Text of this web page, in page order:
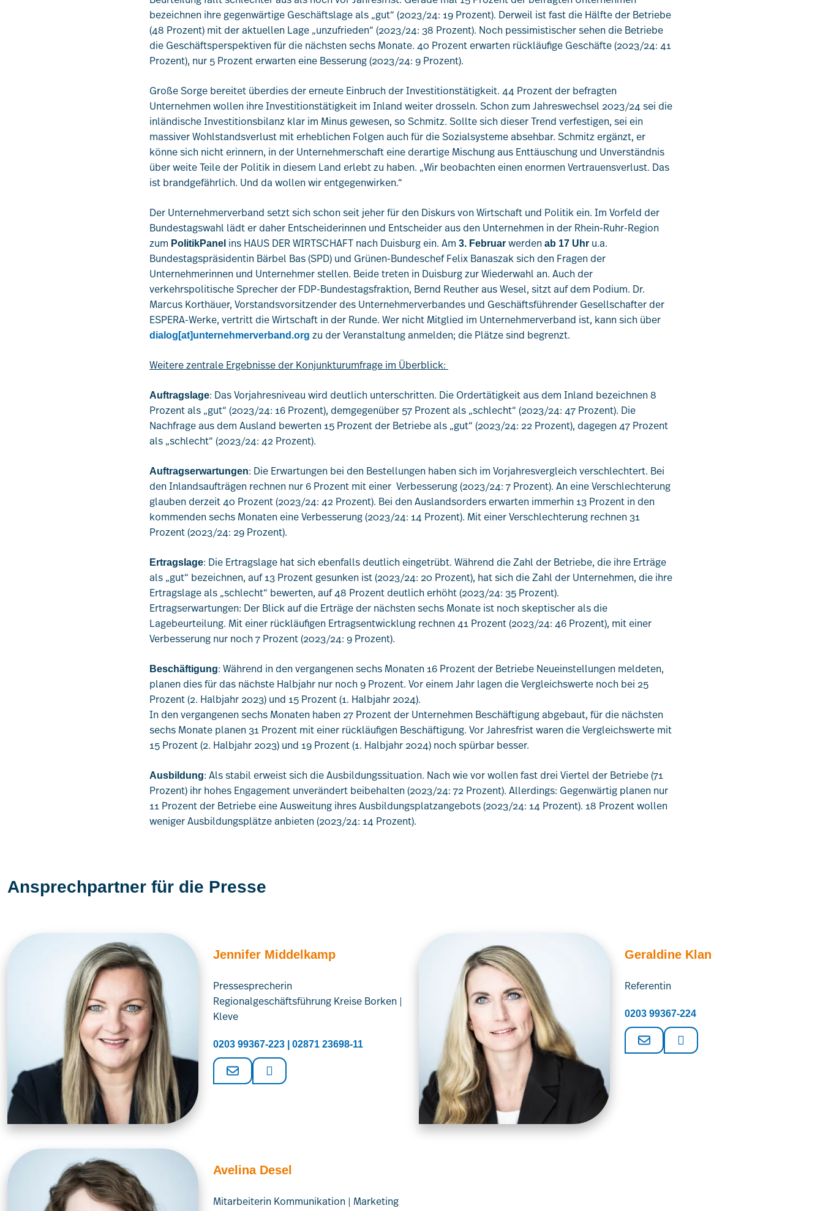
Leistungen
Mitglieder
[uv]campus | Seminare
News & Termine
Verband
bezeichnen ihre gegenwärtige Geschäftslage als „gut“ (2023/24: 19 Prozent). Derweil ist fast die Hälfte der Betriebe
(48 Prozent) mit der aktuellen Lage „unzufrieden“ (2023/24: 38 Prozent). Noch pessimistischer sehen die Betriebe
die Geschäftsperspektiven für die nächsten sechs Monate. 40 Prozent erwarten rückläufige Geschäfte (2023/24: 41
Prozent), nur 5 Prozent erwarten eine Besserung (2023/24: 9 Prozent).
Große Sorge bereitet überdies der erneute Einbruch der Investitionstätigkeit. 44 Prozent der befragten
Unternehmen wollen ihre Investitionstätigkeit im Inland weiter drosseln. Schon zum Jahreswechsel 2023/24 sei die
inländische Investitionsbilanz klar im Minus gewesen, so Schmitz. Sollte sich dieser Trend verfestigen, sei ein
massiver Wohlstandsverlust mit erheblichen Folgen auch für die Sozialsysteme absehbar. Schmitz ergänzt, er
könne sich nicht erinnern, in der Unternehmerschaft eine derartige Mischung aus Enttäuschung und Unverständnis
über weite Teile der Politik in diesem Land erlebt zu haben. „Wir beobachten einen enormen Vertrauensverlust. Das
ist brandgefährlich. Und da wollen wir entgegenwirken.“
Der Unternehmerverband setzt sich schon seit jeher für den Diskurs von Wirtschaft und Politik ein. Im Vorfeld der
Bundestagswahl lädt er daher Entscheiderinnen und Entscheider aus den Unternehmen in der Rhein-Ruhr-Region
zum PolitikPanel ins HAUS DER WIRTSCHAFT nach Duisburg ein. Am 3. Februar werden ab 17 Uhr u.a.
Bundestagspräsidentin Bärbel Bas (SPD) und Grünen-Bundeschef Felix Banaszak sich den Fragen der
Unternehmerinnen und Unternehmer stellen. Beide treten in Duisburg zur Wiederwahl an. Auch der
verkehrspolitische Sprecher der FDP-Bundestagsfraktion, Bernd Reuther aus Wesel, sitzt auf dem Podium. Dr.
Marcus Korthäuer, Vorstandsvorsitzender des Unternehmerverbandes und Geschäftsführender Gesellschafter der
ESPERA-Werke, vertritt die Wirtschaft in der Runde. Wer nicht Mitglied im Unternehmerverband ist, kann sich über
dialog[at]unternehmerverband.org zu der Veranstaltung anmelden; die Plätze sind begrenzt.
Weitere zentrale Ergebnisse der Konjunkturumfrage im Überblick:
Auftragslage: Das Vorjahresniveau wird deutlich unterschritten. Die Ordertätigkeit aus dem Inland bezeichnen 8
Prozent als „gut“ (2023/24: 16 Prozent), demgegenüber 57 Prozent als „schlecht“ (2023/24: 47 Prozent). Die
Nachfrage aus dem Ausland bewerten 15 Prozent der Betriebe als „gut“ (2023/24: 22 Prozent), dagegen 47 Prozent
als „schlecht“ (2023/24: 42 Prozent).
Auftragserwartungen: Die Erwartungen bei den Bestellungen haben sich im Vorjahresvergleich verschlechtert. Bei
den Inlandsaufträgen rechnen nur 6 Prozent mit einer Verbesserung (2023/24: 7 Prozent). An eine Verschlechterung
glauben derzeit 40 Prozent (2023/24: 42 Prozent). Bei den Auslandsorders erwarten immerhin 13 Prozent in den
kommenden sechs Monaten eine Verbesserung (2023/24: 14 Prozent). Mit einer Verschlechterung rechnen 31
Prozent (2023/24: 29 Prozent).
Ertragslage: Die Ertragslage hat sich ebenfalls deutlich eingetrübt. Während die Zahl der Betriebe, die ihre Erträge
als „gut“ bezeichnen, auf 13 Prozent gesunken ist (2023/24: 20 Prozent), hat sich die Zahl der Unternehmen, die ihre
Ertragslage als „schlecht“ bewerten, auf 48 Prozent deutlich erhöht (2023/24: 35 Prozent).
Ertragserwartungen: Der Blick auf die Erträge der nächsten sechs Monate ist noch skeptischer als die
Lagebeurteilung. Mit einer rückläufigen Ertragsentwicklung rechnen 41 Prozent (2023/24: 46 Prozent), mit einer
Verbesserung nur noch 7 Prozent (2023/24: 9 Prozent).
Beschäftigung: Während in den vergangenen sechs Monaten 16 Prozent der Betriebe Neueinstellungen meldeten,
planen dies für das nächste Halbjahr nur noch 9 Prozent. Vor einem Jahr lagen die Vergleichswerte noch bei 25
Prozent (2. Halbjahr 2023) und 15 Prozent (1. Halbjahr 2024).
In den vergangenen sechs Monaten haben 27 Prozent der Unternehmen Beschäftigung abgebaut, für die nächsten
sechs Monate planen 31 Prozent mit einer rückläufigen Beschäftigung. Vor Jahresfrist waren die Vergleichswerte mit
15 Prozent (2. Halbjahr 2023) und 19 Prozent (1. Halbjahr 2024) noch spürbar besser.
Ausbildung: Als stabil erweist sich die Ausbildungssituation. Nach wie vor wollen fast drei Viertel der Betriebe (71
Prozent) ihr hohes Engagement unverändert beibehalten (2023/24: 72 Prozent). Allerdings: Gegenwärtig planen nur
11 Prozent der Betriebe eine Ausweitung ihres Ausbildungsplatzangebots (2023/24: 14 Prozent). 18 Prozent wollen
weniger Ausbildungsplätze anbieten (2023/24: 14 Prozent).
Ansprechpartner für die Presse
Jennifer Middelkamp
Pressesprecherin
Regionalgeschäftsführung Kreise Borken |
Kleve
0203 99367-223 | 02871 23698-11
Geraldine Klan
Referentin
0203 99367-224
Avelina Desel
Mitarbeiterin Kommunikation | Marketing